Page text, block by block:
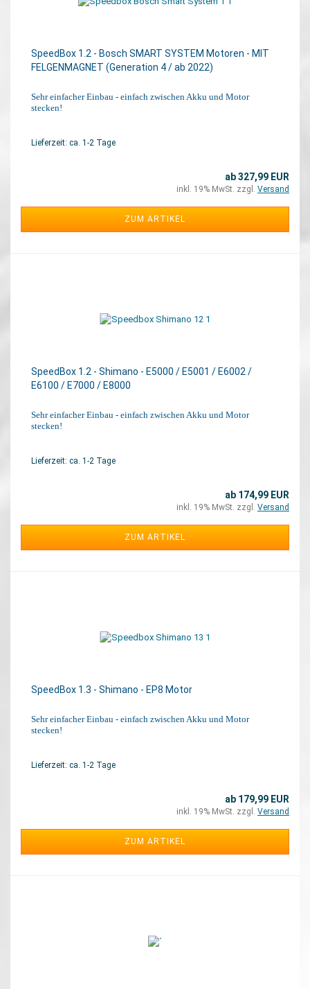
SpeedBox 1.2 - Bosch SMART SYSTEM Motoren - MIT
FELGENMAGNET (Generation 4 / ab 2022)
Sehr einfacher Einbau - einfach zwischen Akku und Motor
stecken!
Lieferzeit: ca. 1-2 Tage
ab 327,99 EUR
inkl. 19% MwSt. zzgl. Versand
ZUM ARTIKEL
SpeedBox 1.2 - Shimano - E5000 / ​E5001 / ​E6002 / ​
E6100 / ​E7000 / ​E8000
Sehr einfacher Einbau - einfach zwischen Akku und Motor
stecken!
Lieferzeit: ca. 1-2 Tage
ab 174,99 EUR
inkl. 19% MwSt. zzgl. Versand
ZUM ARTIKEL
SpeedBox 1.3 - Shimano - EP8 Motor
Sehr einfacher Einbau - einfach zwischen Akku und Motor
stecken!
Lieferzeit: ca. 1-2 Tage
ab 179,99 EUR
inkl. 19% MwSt. zzgl. Versand
ZUM ARTIKEL